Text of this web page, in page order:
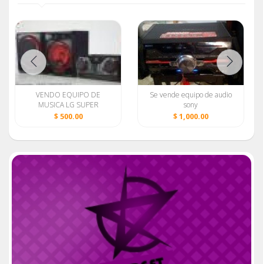
VENDO EQUIPO DE
MUSICA LG SUPER
POTENTE NUEVO EN CAJA
$ 500.00
Se vende equipo de audio
sony
$ 1,000.00